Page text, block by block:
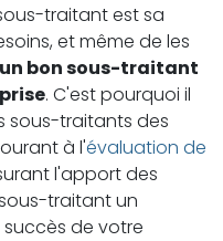
traitant est sa
et même de les
un bon sous-traitant
. C'est pourquoi il
sous-traitants des
à l'évaluation de
l'apport des
traitant un
de votre